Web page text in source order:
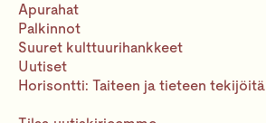
Apurahat
Palkinnot
Suuret kulttuurihankkeet
Uutiset
Horisontti: Taiteen ja tieteen tekijöitä